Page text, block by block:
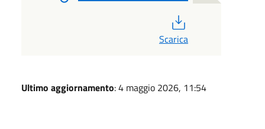
Scarica
Ultimo aggiornamento: 4 maggio 2026, 11:54